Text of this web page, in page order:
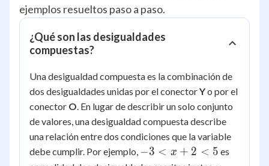
ejemplos resueltos paso a paso.
¿Qué son las desigualdades
compuestas?
Una desigualdad compuesta es la combinación de
dos desigualdades unidas por el conectorYo por el
conector O. En lugar de describir un solo conjunto
de valores, una desigualdad compuesta describe
una relación entre dos condiciones que la variable
debe cumplir. Por ejemplo, -3
−3 < x + 2 < 5 es